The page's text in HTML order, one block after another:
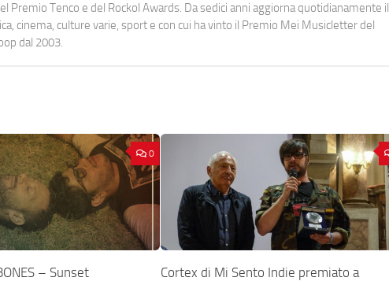
Premio Tenco e del Rockol Awards. Da sedici anni aggiorna quotidianamente il
cinema, culture varie, sport e con cui ha vinto il Premio Mei Musicletter del
dal 2003.
0
– Sunset
Cortex di Mi Sento Indie premiato a